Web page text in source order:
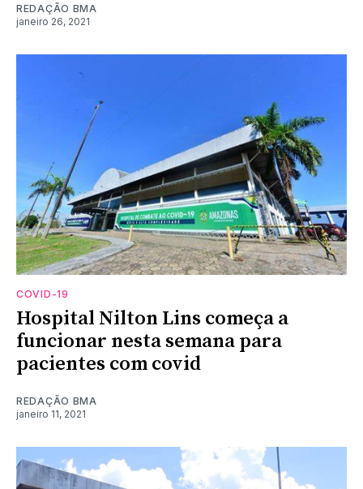
REDAÇÃO BMA
janeiro 26, 2021
COVID-19
Hospital Nilton Lins começa a
funcionar nesta semana para
pacientes com covid
REDAÇÃO BMA
janeiro 11, 2021